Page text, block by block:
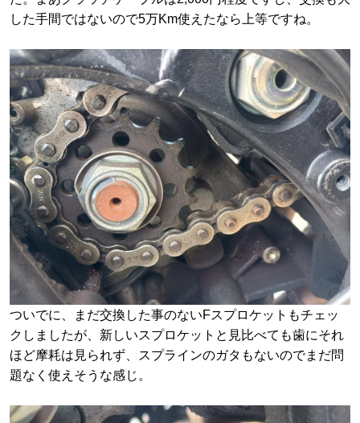
した手間ではないので5万Km使えたなら上等ですね。
ついでに、まだ交換した事のないFスプロケットもチェッ
クしましたが、新しいスプロケットと見比べても歯にそれ
ほど摩耗は見られず、スプラインのガタもないのでまだ問
題なく使えそうな感じ。